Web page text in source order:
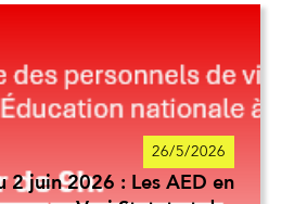
26/5/2026
2 juin 2026 : Les AED en